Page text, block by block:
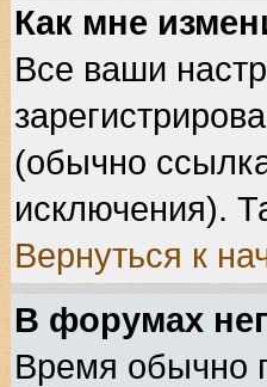
Как мне
Все ваши
(обычно
исключения).
Вернуться к
В форумах
Время обычно